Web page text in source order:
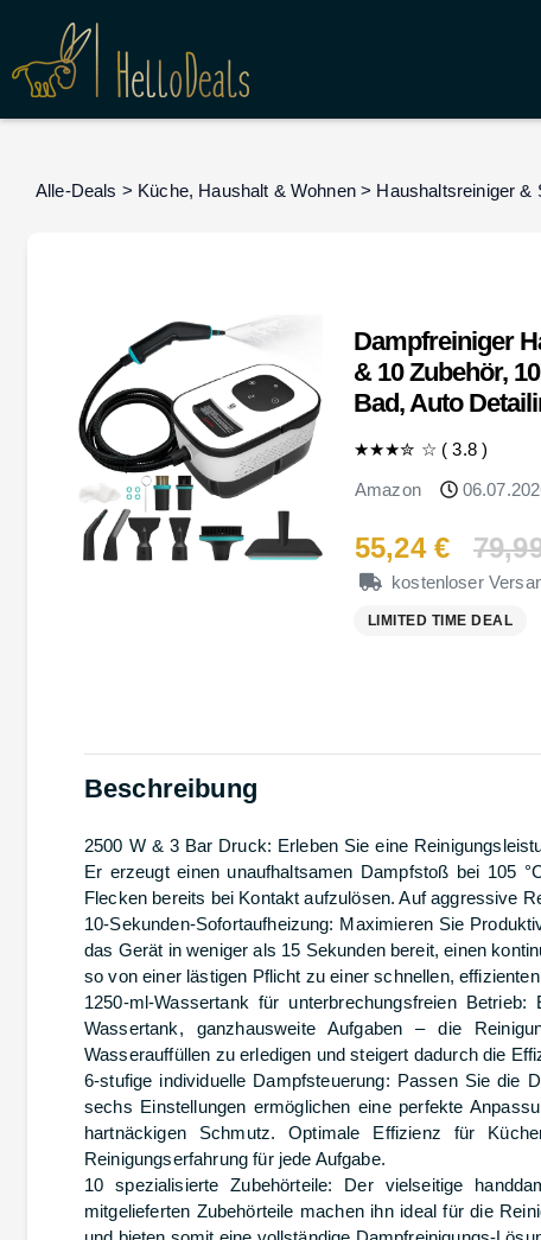
Alle-Deals > Küche, Haushalt & Wohnen> Haushaltsreiniger &
Dampfreiniger
& 10 Zubehör,
Bad, Auto
★★★✮ ☆ (3.8)
Amazon
55,24 €
kostenloser
LIMITED TIME DEAL
Beschreibung
2500 W & 3 Bar Druck: Erleben Sie eine
Er erzeugt einen unaufhaltsamen Dampfstoß bei 105
Flecken bereits bei Kontakt aufzulösen. Auf aggressive
10-Sekunden-Sofortaufheizung: Maximieren Sie
das Gerät in weniger als 15 Sekunden bereit, einen
so von einer lästigen Pflicht zu einer schnellen,
1250-ml-Wassertank für unterbrechungsfreien
Wassertank, ganzhausweite Aufgaben – die
Wasserauffüllen zu erledigen und steigert dadurch die
6-stufige individuelle Dampfsteuerung: Passen Sie die
sechs Einstellungen ermöglichen eine perfekte
hartnäckigen Schmutz. Optimale Effizienz für
Reinigungserfahrung für jede Aufgabe.
10 spezialisierte Zubehörteile: Der vielseitige
mitgelieferten Zubehörteile machen ihn ideal für die